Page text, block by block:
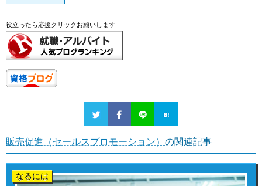
役立ったら応援クリックお願いします
販売促進（セールスプロモーション） の関連記事
なるには